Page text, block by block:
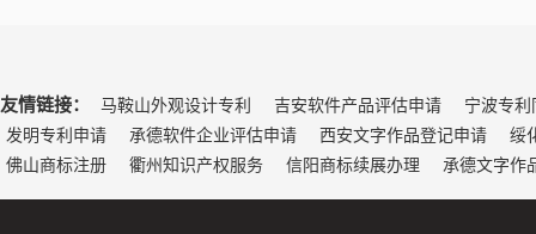
友情链接： 马鞍山外观设计专利 吉安软件产品评估申请
宁波专
发明专利申请
承德软件企业评估申请 西安文字作品登记申请
绥
佛山商标注册
衢州知识产权服务 信阳商标续展办理 承德文字作